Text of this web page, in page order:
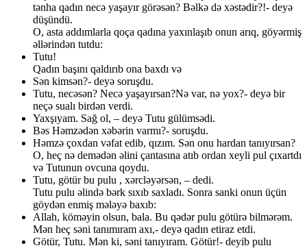
tənha qadın necə yaşayır görəsən? Bəlkə də xəstədir?!- deyə
düşündü.
O, asta addımlarla qoça qadına yaxınlaşıb onun arıq, göyərmiş
əllərindən tutdu:
Tutu!
Qadın başını qaldırıb ona baxdı və
Sən kimsən?- deyə soruşdu.
Tutu, necəsən? Necə yaşayırsan?Nə var, nə yox?- deyə bir
neçə sualı birdən verdi.
Yaxşıyam. Sağ ol, – deyə Tutu gülümsədi.
Bəs Həmzədən xəbərin varmı?- soruşdu.
Həmzə çoxdan vəfat edib, qızım. Sən onu hardan tanıyırsan?
O, heç nə demədən əlini çantasına atıb ordan xeyli pul çıxartdı
və Tutunun ovcuna qoydu.
Tutu, götür bu pulu , xərcləyərsən, – dedi.
Tutu pulu əlində bərk sıxıb saxladı. Sonra sanki onun üçün
göydən enmiş mələyə baxıb:
Allah, köməyin olsun, bala. Bu qədər pulu götürə bilmərəm.
Mən heç səni tanımıram axı,- deyə qadın etiraz etdi.
Götür, Tutu. Mən ki, səni tanıyıram. Götür!- deyib pulu